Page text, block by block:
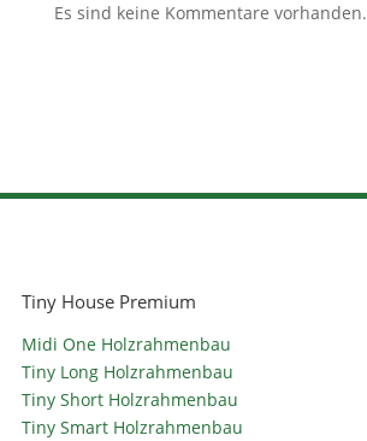
Es sind keine Kommentare vorhanden.
Tiny House Premium
Midi One Holzrahmenbau
Tiny Long Holzrahmenbau
Tiny Short Holzrahmenbau
Tiny Smart Holzrahmenbau